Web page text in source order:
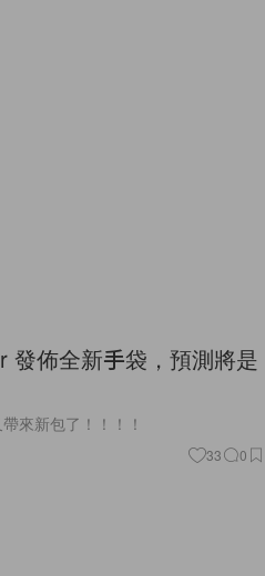
發佈全新手袋，預測將是
來新包了！！！！
33 0